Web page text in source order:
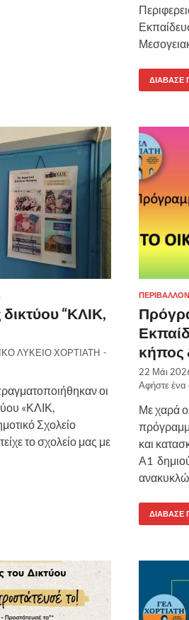
ΔΙΆΒΑΣΕ
“ΚΛΙΚ,
ΛΥΚΕΙΟ ΧΟΡΤΙΑΤΗ -
οι
«ΚΛΙΚ,
Σχολείο
το σχολείο μας με
κήπος
22 Μάι
Αφήστε ένα
Με χαρά
και
Α1
ΔΙΆΒΑΣΕ